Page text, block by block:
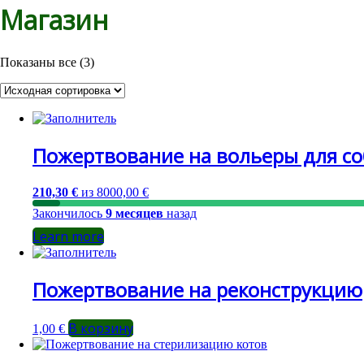
Магазин
Показаны все (3)
Пожертвование на вольеры для
210,30 € из 8000,00 €
Закончилось 9 месяцев назад
Learn more
Пожертвование на реконструкцию
1,00 € В корзину